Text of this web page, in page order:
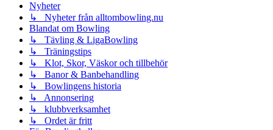
Nyheter
↳ Nyheter från alltombowling.nu
Blandat om Bowling
↳ Tävling & LigaBowling
↳ Träningstips
↳ Klot, Skor, Väskor och tillbehör
↳ Banor & Banbehandling
↳ Bowlingens historia
↳ Annonsering
↳ klubbverksamhet
↳ Ordet är fritt